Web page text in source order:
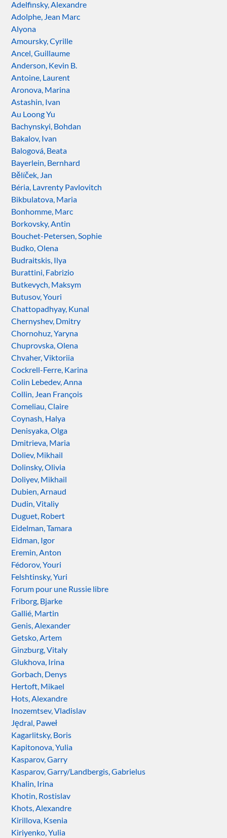
Adelfinsky, Alexandre
Adolphe, Jean Marc
Alyona
Amoursky, Cyrille
Ancel, Guillaume
Anderson, Kevin B.
Antoine, Laurent
Aronova, Marina
Astashin, Ivan
Au Loong Yu
Bachynskyi, Bohdan
Bakalov, Ivan
Balogová, Beata
Bayerlein, Bernhard
Bělíček, Jan
Béria, Lavrenty Pavlovitch
Bikbulatova, Maria
Bonhomme, Marc
Borkovsky, Antin
Bouchet-Petersen, Sophie
Budko, Olena
Budraitskis, Ilya
Burattini, Fabrizio
Butkevych, Maksym
Butusov, Youri
Chattopadhyay, Kunal
Chernyshev, Dmitry
Chornohuz, Yaryna
Chuprovska, Olena
Chvaher, Viktoriia
Cockrell-Ferre, Karina
Colin Lebedev, Anna
Collin, Jean François
Comeliau, Claire
Coynash, Halya
Denisyaka, Olga
Dmitrieva, Maria
Doliev, Mikhail
Dolinsky, Olivia
Doliyev, Mikhail
Dubien, Arnaud
Dudin, Vitaliy
Duguet, Robert
Eidelman, Tamara
Eidman, Igor
Eremin, Anton
Fédorov, Youri
Felshtinsky, Yuri
Forum pour une Russie libre
Friborg, Bjarke
Gallié, Martin
Genis, Alexander
Getsko, Artem
Ginzburg, Vitaly
Glukhova, Irina
Gorbach, Denys
Hertoft, Mikael
Hots, Alexandre
Inozemtsev, Vladislav
Jędral, Paweł
Kagarlitsky, Boris
Kapitonova, Yulia
Kasparov, Garry
Kasparov, Garry/Landbergis, Gabrielus
Khalin, Irina
Khotin, Rostislav
Khots, Alexandre
Kirillova, Ksenia
Kiriyenko, Yulia